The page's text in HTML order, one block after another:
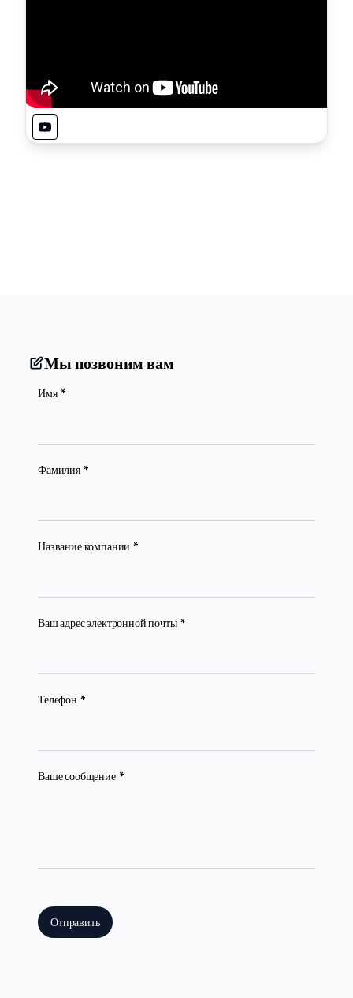
Мы позвоним вам
Имя *(required)
Фамилия *(required)
Название компании *
Ваш адрес электронной почты *(required)
Телефон *(required)
Ваше сообщение *(required)
Отправить